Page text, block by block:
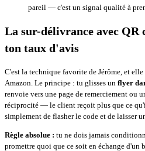
pareil — c'est un signal qualité à
La sur-délivrance avec
ton taux d'avis
C'est la technique favorite de Jérôme, et
Amazon. Le principe : tu glisses un flyer
renvoie vers une page de remerciement ou
réciprocité — le client reçoit plus que ce
simplement de flasher le code et de laisser
Règle absolue : tu ne dois jamais
promettre quoi que ce soit en échange d'un